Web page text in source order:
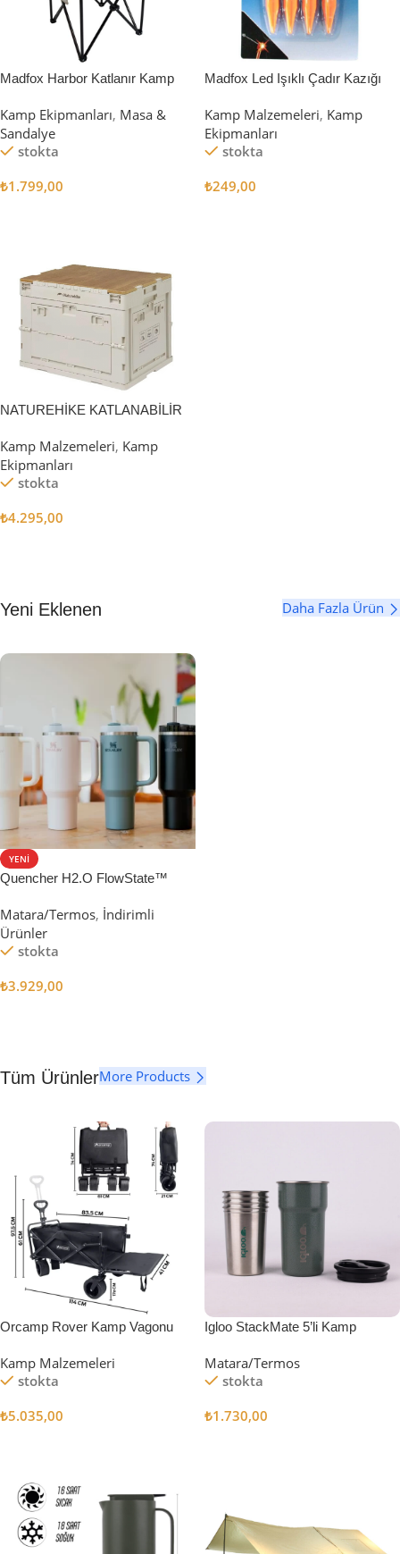
Madfox Harbor Katlanır Kamp
Kamp Ekipmanları, Masa &
Sandalye
stokta
₺1.799,00
Madfox Led Işıklı Çadır Kazığı
Kamp Malzemeleri, Kamp
Ekipmanları
stokta
₺249,00
NATUREHİKE KATLANABİLİR
Kamp Malzemeleri, Kamp
Ekipmanları
stokta
₺4.295,00
Yeni Eklenen Daha Fazla Ürün
YENI
Quencher H2.O FlowState™
Matara/Termos, İndirimli
Ürünler
stokta
₺3.929,00
Tüm ÜrünlerMore Products
Orcamp Rover Kamp Vagonu
Kamp Malzemeleri
stokta
₺5.035,00
Igloo StackMate 5’li Kamp
Matara/Termos
stokta
₺1.730,00